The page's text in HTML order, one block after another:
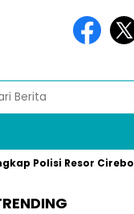
Resor Cirebon